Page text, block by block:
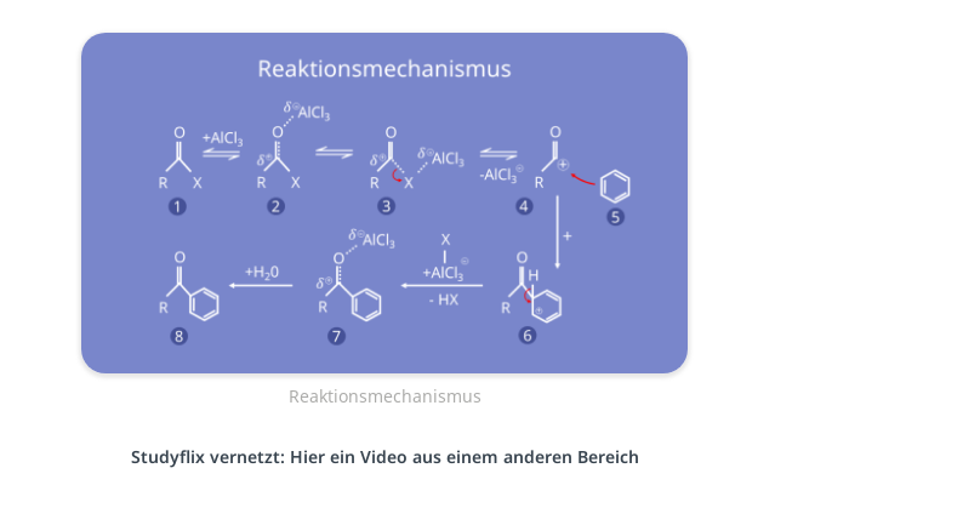
Reaktionsmechanismus
Studyflix vernetzt: Hier ein Video aus einem anderen Bereich